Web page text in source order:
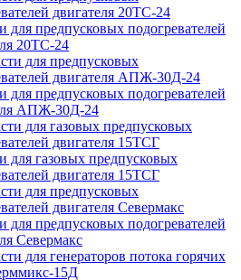
для предпусковых подогревателей
20ТС-24
для предпусковых подогревателей
АПЖ-30Д-24
для газовых предпусковых
двигателя 15ТСГ
для предпусковых подогревателей
Севермакс